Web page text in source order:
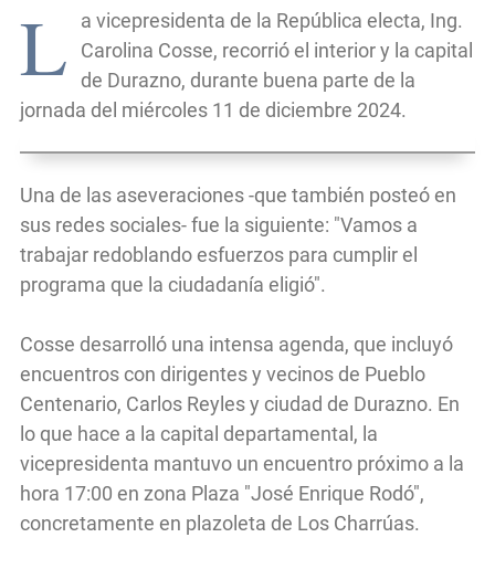
L
a vicepresidenta de la República electa, Ing.
Carolina Cosse, recorrió el interior y la capital
de Durazno, durante buena parte de la
jornada del miércoles 11 de diciembre 2024.
Una de las aseveraciones -que también posteó en
sus redes sociales- fue la siguiente: "Vamos a
trabajar redoblando esfuerzos para cumplir el
programa que la ciudadanía eligió".
Cosse desarrolló una intensa agenda, que incluyó
encuentros con dirigentes y vecinos de Pueblo
Centenario, Carlos Reyles y ciudad de Durazno. En
lo que hace a la capital departamental, la
vicepresidenta mantuvo un encuentro próximo a la
hora 17:00 en zona Plaza "José Enrique Rodó",
concretamente en plazoleta de Los Charrúas.